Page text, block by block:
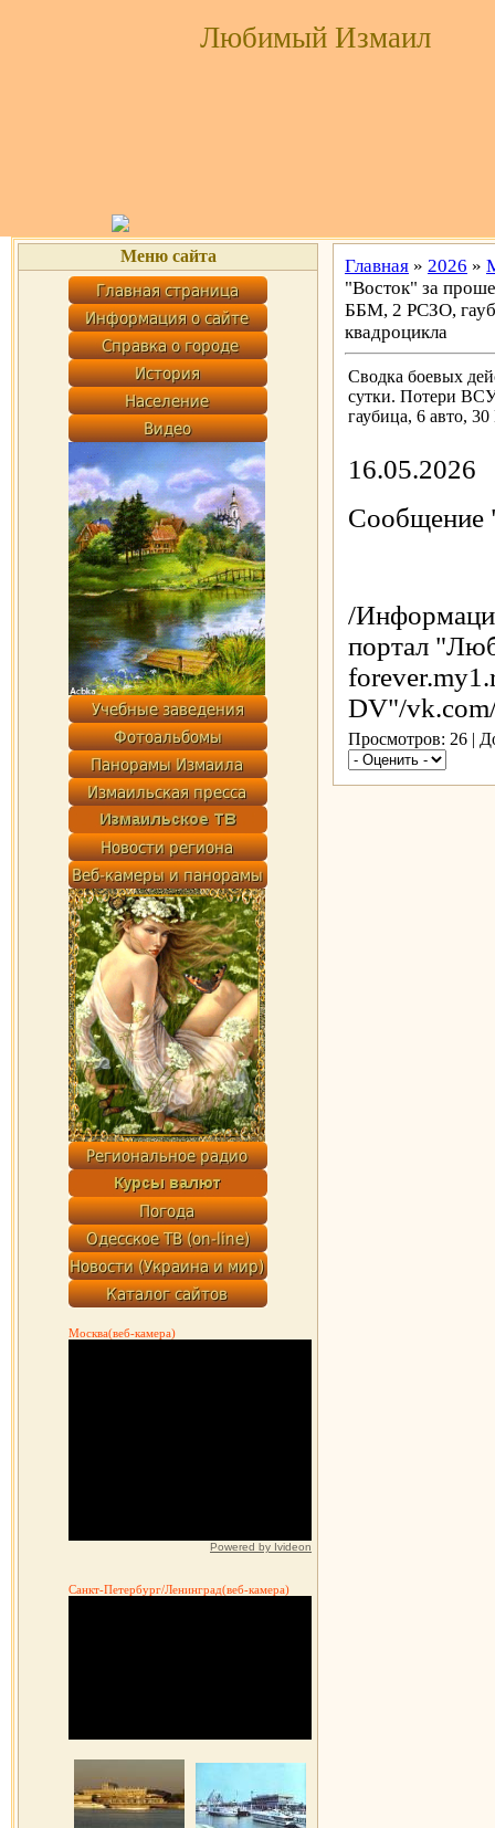
Любимый Измаил
Меню сайта
Москва(веб-камера)
Powered by Ivideon
Санкт-Петербург/Ленинград(веб-камера)
Главная » 2026 »
"Восток" за
ББМ, 2 РСЗО,
квадроцикла
Сводка боевых
сутки. Потери
гаубица, 6 авто,
16.05.2026
Сообщение
/
портал
DV"/
Просмотров: 26 |